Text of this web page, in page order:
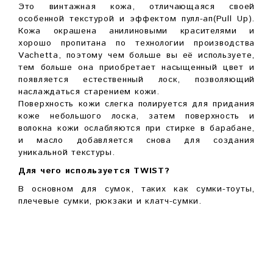
Это винтажная кожа, отличающаяся своей
особенной текстурой и эффектом пулл-ап(Pull Up).
Кожа окрашена анилиновыми красителями и
хорошо пропитана по технологии производства
Vachetta, поэтому чем больше вы её используете,
тем больше она приобретает насыщенный цвет и
появляется естественный лоск, позволяющий
наслаждаться старением кожи.
Поверхность кожи слегка полируется для придания
коже небольшого лоска, затем поверхность и
волокна кожи ослабляются при стирке в барабане,
и масло добавляется снова для создания
уникальной текстуры.
Для чего используется TWIST?
В основном для сумок, таких как сумки-тоуты,
плечевые сумки, рюкзаки и клатч-сумки.